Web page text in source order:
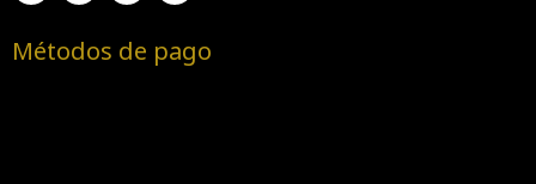
Métodos de pago